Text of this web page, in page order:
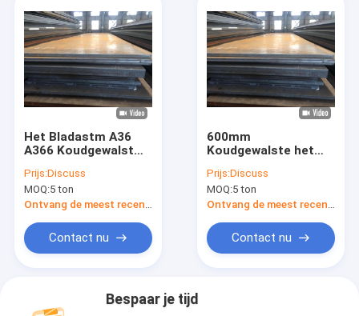
Het Bladastm A36
A366 Koudgewalst
Astma516
Koolstofstaal
Prijs:Discuss
MOQ:5 ton
Ontvang de meest recente Prijs
Contact nu
600mm
Koudgewalste het
van het
Koolstofstaalblad
MTC
Prijs:Discuss
MOQ:5 ton
Ontvang de meest recente Prijs
Contact nu
Bespaar je tijd